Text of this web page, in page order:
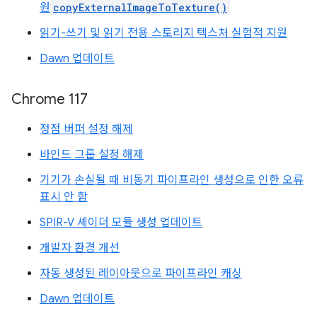
원 copyExternalImageToTexture()
읽기-쓰기 및 읽기 전용 스토리지 텍스처 실험적 지원
Dawn 업데이트
Chrome 117
정점 버퍼 설정 해제
바인드 그룹 설정 해제
기기가 손실될 때 비동기 파이프라인 생성으로 인한 오류
표시 안 함
SPIR-V 셰이더 모듈 생성 업데이트
개발자 환경 개선
자동 생성된 레이아웃으로 파이프라인 캐싱
Dawn 업데이트